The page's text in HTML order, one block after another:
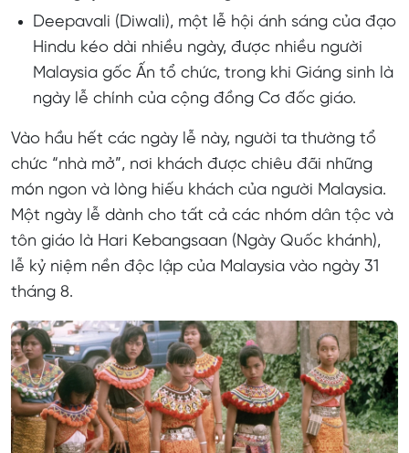
Deepavali (Diwali), một lễ hội ánh sáng của đạo
Hindu kéo dài nhiều ngày, được nhiều người
Malaysia gốc Ấn tổ chức, trong khi Giáng sinh là
ngày lễ chính của cộng đồng Cơ đốc giáo.
Vào hầu hết các ngày lễ này, người ta thường tổ
chức “nhà mở”, nơi khách được chiêu đãi những
món ngon và lòng hiếu khách của người Malaysia.
Một ngày lễ dành cho tất cả các nhóm dân tộc và
tôn giáo là Hari Kebangsaan (Ngày Quốc khánh),
lễ kỷ niệm nền độc lập của Malaysia vào ngày 31
tháng 8.